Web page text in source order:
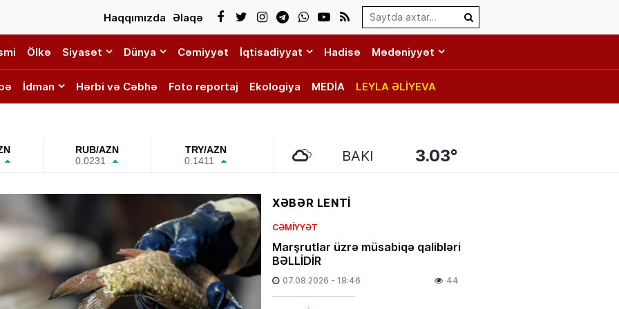
Search…
Haqqımızda Əlaqə
Ölkə Siyasət Dünya Cəmiyyət İqtisadiyyat Hadisə Mədəniyyət
İdman Hərbi və Cəbhə Foto reportaj Ekologiya MEDİA LEYLA ƏLİYEVA
RUB/AZN
0.0231
TRY/AZN
0.1411
BAKI 3.03°
XƏBƏR LENTİ
CƏMIYYƏT
Marşrutlar üzrə müsabiqə qalibləri
BƏLLİDİR
07.08.2026 - 18:46 44